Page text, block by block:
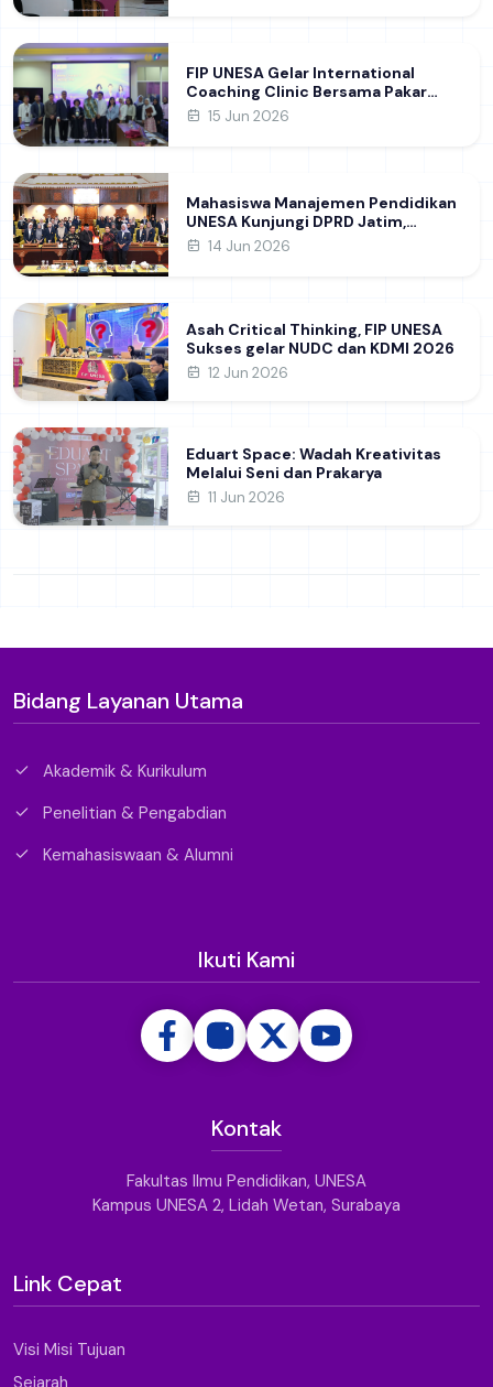
FIP UNESA Gelar International
Coaching Clinic Bersama Pakar
Khon Kaen University Thailand,
Ilmiah Internasional dukung SDG 4
15 Jun 2026
Mahasiswa Manajemen Pendidikan
UNESA Kunjungi DPRD Jatim,
Perdalam Pemahaman Kebijakan
14 Jun 2026
Asah Critical Thinking, FIP UNESA
Sukses gelar NUDC dan KDMI 2026
12 Jun 2026
Eduart Space: Wadah Kreativitas
Melalui Seni dan Prakarya
11 Jun 2026
Bidang Layanan Utama
Akademik & Kurikulum
Penelitian & Pengabdian
Kemahasiswaan & Alumni
Ikuti Kami
Kontak
Fakultas Ilmu Pendidikan, UNESA
Kampus UNESA 2, Lidah Wetan, Surabaya
Link Cepat
Visi Misi Tujuan